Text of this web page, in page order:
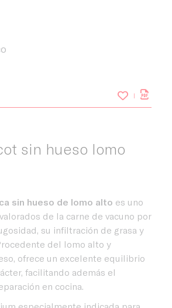
sin hueso lomo
sin hueso de lomo alto es uno
de la carne de vacuno por
su infiltración de grasa y
del lomo alto y
ofrece un excelente equilibrio
facilitando además el
en cocina.